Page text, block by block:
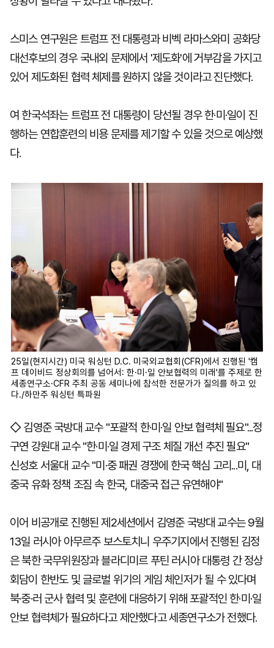
스미스 연구원은 트럼프 전 대통령과 비벡 라마스와미 공화당
대선후보의 경우 국내외 문제에서 '제도화'에 거부감을 가지고
있어 제도화된 협력 체제를 원하지 않을 것이라고 진단했다.
여 한국석좌는 트럼프 전 대통령이 당선될 경우 한·미·일이 진
행하는 연합훈련의 비용 문제를 제기할 수 있을 것으로 예상했
다.
25일(현지시간) 미국 워싱턴 D.C. 미국외교협회(CFR)에서 진행된 '캠
프 데이비드 정상회의를 넘어서: 한·미·일 안보협력의 미래'를 주제로 한
세종연구소·CFR 주최 공동 세미나에 참석한 전문가가 질의를 하고 있
다./하만주 워싱턴 특파원
◇ 김영준 국방대 교수 "포괄적 한·미·일 안보 협력체 필요"...정
구연 강원대 교수 "한·미·일 경제 구조 체질 개선 추진 필요"
신성호 서울대 교수 "미·중 패권 경쟁에 한국 핵심 고리...미, 대
중국 유화 정책 조짐 속 한국, 대중국 접근 유연해야"
이어 비공개로 진행된 제2세션에서 김영준 국방대 교수는 9월
13일 러시아 아무르주 보스토치니 우주기지에서 진행된 김정
은 북한 국무위원장과 블라디미르 푸틴 러시아 대통령 간 정상
회담이 한반도 및 글로벌 위기의 게임 체인저가 될 수 있다며
북·중·러 군사 협력 및 훈련에 대응하기 위해 포괄적인 한·미·일
안보 협력체가 필요하다고 제안했다고 세종연구소가 전했다.